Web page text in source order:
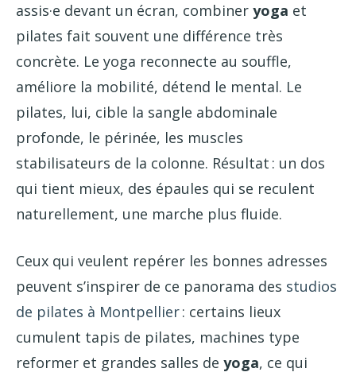
assis·e devant un écran, combiner yoga et
pilates fait souvent une différence très
concrète. Le yoga reconnecte au souffle,
améliore la mobilité, détend le mental. Le
pilates, lui, cible la sangle abdominale
profonde, le périnée, les muscles
stabilisateurs de la colonne. Résultat : un dos
qui tient mieux, des épaules qui se reculent
naturellement, une marche plus fluide.
Ceux qui veulent repérer les bonnes adresses
peuvent s’inspirer de ce panorama des studios
de pilates à Montpellier: certains lieux
cumulent tapis de pilates, machines type
reformer et grandes salles de yoga, ce qui